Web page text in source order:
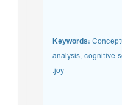
Keywords:
analysis, cognitive
joy.